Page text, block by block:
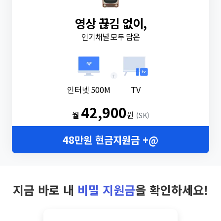
영상 끊김 없이,
인기채널 모두 담은
인터넷 500M
+
TV
월 42,900원 (SK)
48만원 현금지원금 +@
지금 바로 내 비밀 지원금을 확인하세요!